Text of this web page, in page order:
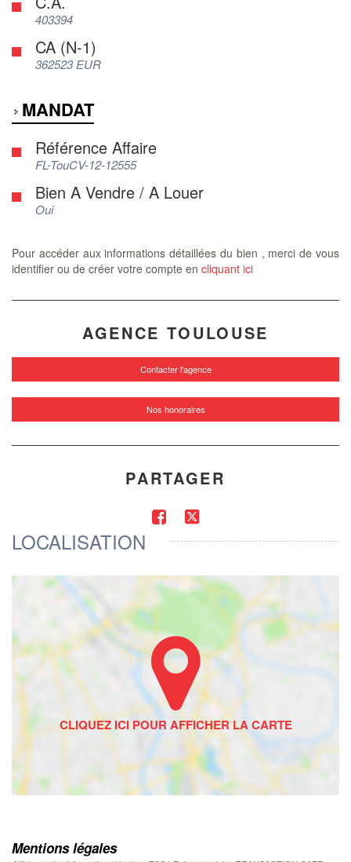
403394
CA (N-1)
362523 EUR
MANDAT
Référence Affaire
FL-TouCV-12-12555
Bien A Vendre / A Louer
Oui
Pour accéder aux informations détaillées du bien , merci de vous
identifier ou de créer votre compte en cliquant ici
AGENCE TOULOUSE
Contacter l'agence
Nos honoraires
PARTAGER
LOCALISATION
Mentions légales